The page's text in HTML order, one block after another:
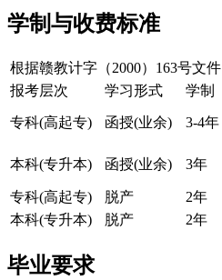
学制与收费标准
根据赣教计字（2000）163号文件
报考层次
学习形式 学制
专科(高起专) 函授(业余) 3-4年
本科(专升本) 函授(业余) 3年
专科(高起专)
脱产 2年
本科(专升本)
脱产 2年
毕业要求